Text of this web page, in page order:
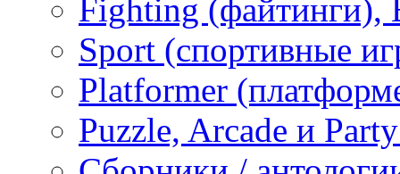
Fighting (файтинги),
Sport (спортивные
Platformer
Puzzle, Arcade и